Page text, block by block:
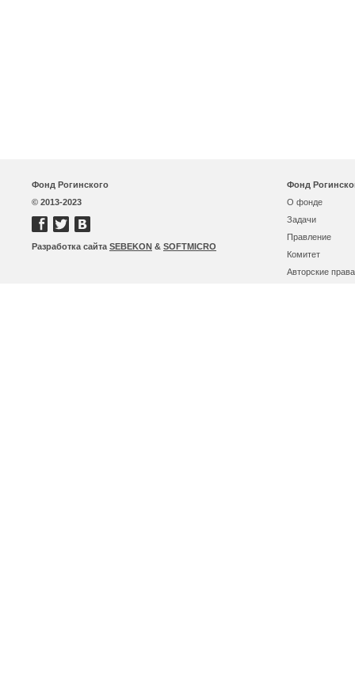
Фонд Рогинского
© 2013-2023
Разработка сайта SEBEKON & SOFTMICRO
Фонд
О фонде
Задачи
Правление
Комитет
Авторские права